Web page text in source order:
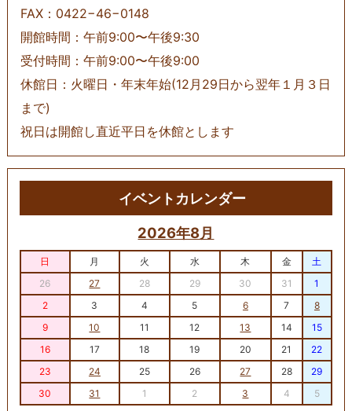
FAX：0422−46−0148
開館時間：午前9:00〜午後9:30
受付時間：午前9:00〜午後9:00
休館日：火曜日・年末年始(12月29日から翌年１月３日
まで)
祝日は開館し直近平日を休館とします
イベントカレンダー
2026年8月
日 月 火 水 木 金
土
26
27 28 29 30 31
1
2
3 4 5 6 7
8
9
10 11 12 13 14
15
16
17 18 19 20 21
22
23
24 25 26 27 28
29
30
31 1 2 3 4 5